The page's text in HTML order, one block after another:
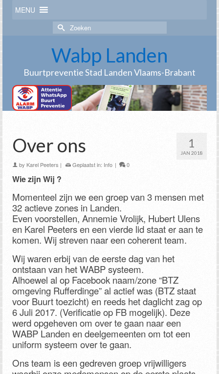
MENU
Zoek
naar:
Wabp Landen
Buurtpreventie Stad Landen Vlaams-Brabant
1
JAN 2018
Over ons
by Karel Peeters | Geplaatst in: Info | 0
Wie zijn Wij ?
Momenteel zijn we een groep van 3 mensen met
32 actieve zones in Landen.
Even voorstellen, Annemie Vrolijk, Hubert Ulens
en Karel Peeters en een vierde lid staat er aan te
komen. Wij streven naar een coherent team.
Wij waren erbij van de eerste dag van het
ontstaan van het WABP systeem.
Alhoewel al op Facebook naam/zone “BTZ
omgeving Rufferdinge” al actief was (BTZ staat
voor Buurt toezicht) en reeds het daglicht zag op
6 Juli 2017. (Verificatie op FB mogelijk). Deze
werd opgeheven om over te gaan naar een
WABP Landen en deelgemeenten om tot een
uniform systeem over te gaan.
Ons team is een gedreven groep vrijwilligers